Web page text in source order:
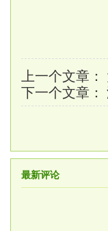
上一个文章：
下一个文章：
最新评论